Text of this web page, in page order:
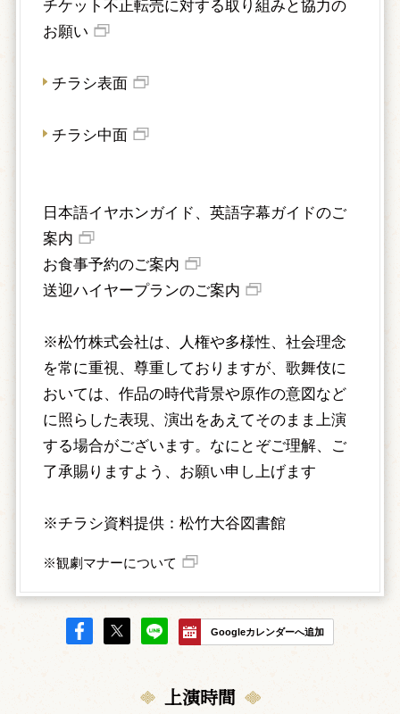
チケット不正転売に対する取り組みと協力の
お願い
チラシ表面
チラシ中面
日本語イヤホンガイド、英語字幕ガイドのご
案内
お食事予約のご案内
送迎ハイヤープランのご案内
※松竹株式会社は、人権や多様性、社会理念
を常に重視、尊重しておりますが、歌舞伎に
おいては、作品の時代背景や原作の意図など
に照らした表現、演出をあえてそのまま上演
する場合がございます。なにとぞご理解、ご
了承賜りますよう、お願い申し上げます
※チラシ資料提供：松竹大谷図書館
※観劇マナーについて
Googleカレンダーへ追加
上演時間